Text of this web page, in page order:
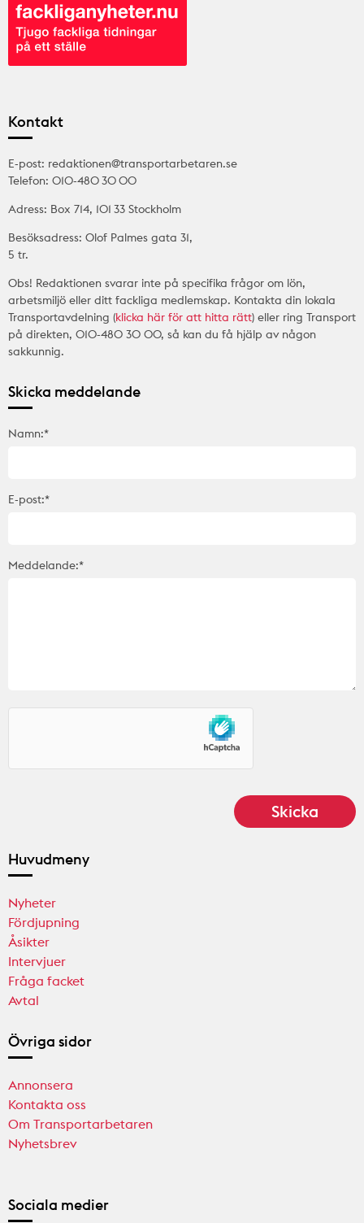
Kontakt
E-post: redaktionen@transportarbetaren.se
Telefon: 010-480 30 00
Adress: Box 714, 101 33 Stockholm
Besöksadress: Olof Palmes gata 31,
5 tr.
Obs! Redaktionen svarar inte på specifika frågor om lön,
arbetsmiljö eller ditt fackliga medlemskap. Kontakta din lokala
Transportavdelning (klicka här för att hitta rätt) eller ring Transport
på direkten, 010-480 30 00, så kan du få hjälp av någon
sakkunnig.
Skicka meddelande
Namn:*
E-post:*
Meddelande:*
Huvudmeny
Nyheter
Fördjupning
Åsikter
Intervjuer
Fråga facket
Avtal
Övriga sidor
Annonsera
Kontakta oss
Om Transportarbetaren
Nyhetsbrev
Sociala medier